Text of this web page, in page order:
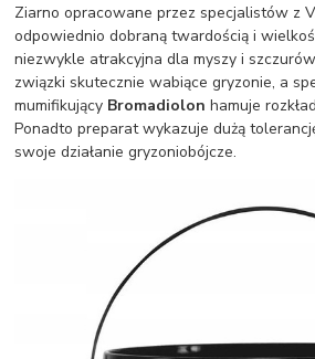
Ziarno opracowane przez specjalistów z
odpowiednio dobraną twardością i
niezwykle atrakcyjna dla myszy i
związki skutecznie wabiące gryzonie, a
mumifikujący Bromadiolon hamuje
Ponadto preparat wykazuje dużą
swoje działanie gryzoniobójcze.